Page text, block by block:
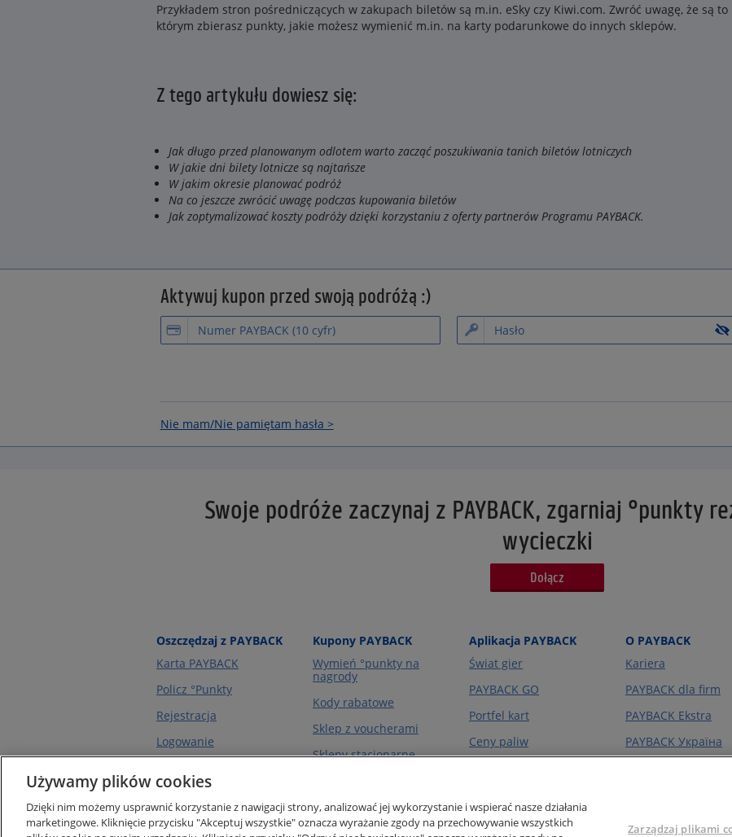
Przykładem stron pośredniczących w zakupach biletów są m.in. eSky czy Kiwi.com. Zwróć uwagę, że są to
którym zbierasz punkty, jakie możesz wymienić m.in. na karty podarunkowe do innych sklepów.
Z tego artykułu dowiesz się:
Jak długo przed planowanym odlotem warto zacząć poszukiwania tanich biletów lotniczych
W jakie dni bilety lotnicze są najtańsze
W jakim okresie planować podróż
Na co jeszcze zwrócić uwagę podczas kupowania biletów
Jak zoptymalizować koszty podróży dzięki korzystaniu z oferty partnerów Programu PAYBACK.
Aktywuj kupon przed swoją podróżą :)
Nie mam/Nie pamiętam hasła >
Swoje podróże zaczynaj z PAYBACK, zgarniaj °punkty
wycieczki
Dołącz
Oszczędzaj z PAYBACK
Karta PAYBACK
Policz °Punkty
Rejestracja
Logowanie
Kupony PAYBACK
Wymień °punkty na
nagrody
Kody rabatowe
Sklep z voucherami
Sklepy stacjonarne
Aplikacja PAYBACK
Świat gier
PAYBACK GO
Portfel kart
Ceny paliw
O PAYBACK
Kariera
PAYBACK dla firm
PAYBACK Ekstra
PAYBACK Україна
Używamy plików cookies
Dzięki nim możemy usprawnić korzystanie z nawigacji strony, analizować jej wykorzystanie i wspierać nasze działania
marketingowe. Kliknięcie przycisku "Akceptuj wszystkie" oznacza wyrażanie zgody na przechowywanie wszystkich
Zarządzaj plikami